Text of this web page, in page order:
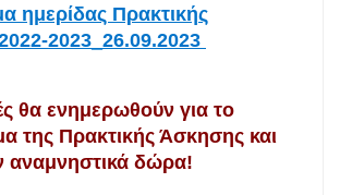
ημερίδας Πρακτικής
2023_26.09.2023
θα ενημερωθούν για το
της Πρακτικής Άσκησης και
αναμνηστικά δώρα!